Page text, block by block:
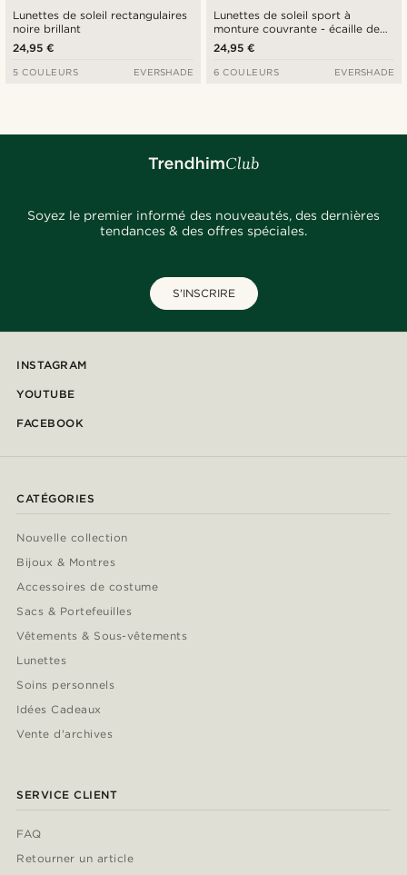
Lunettes de soleil rectangulaires
noire brillant
24,95 €
5 COULEURS EVERSHADE
Lunettes de soleil sport à
monture couvrante - écaille de
tortue et brun
24,95 €
6 COULEURS EVERSHADE
Soyez le premier informé des nouveautés, des dernières
tendances & des offres spéciales.
S'INSCRIRE
INSTAGRAM
YOUTUBE
FACEBOOK
CATÉGORIES
Nouvelle collection
Bijoux & Montres
Accessoires de costume
Sacs & Portefeuilles
Vêtements & Sous-vêtements
Lunettes
Soins personnels
Idées Cadeaux
Vente d'archives
SERVICE CLIENT
FAQ
Retourner un article